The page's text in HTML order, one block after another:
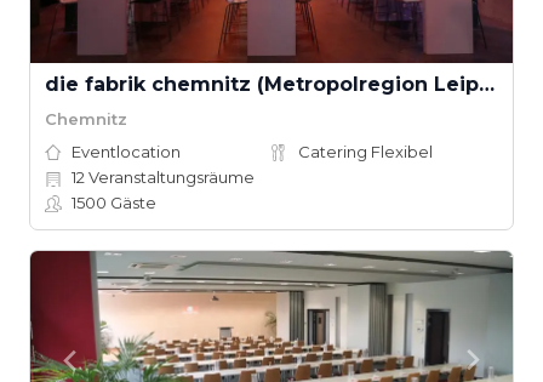
die fabrik chemnitz (Metropolregion Leipzig–Dresden)
Chemnitz
Eventlocation
Catering Flexibel
12 Veranstaltungsräume
1500 Gäste